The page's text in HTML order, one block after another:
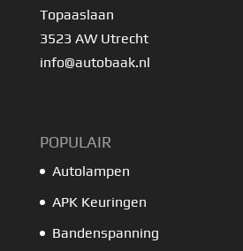
Topaaslaan
3523 AW Utrecht
info@autobaak.nl
POPULAIR
Autolampen
APK Keuringen
Bandenspanning